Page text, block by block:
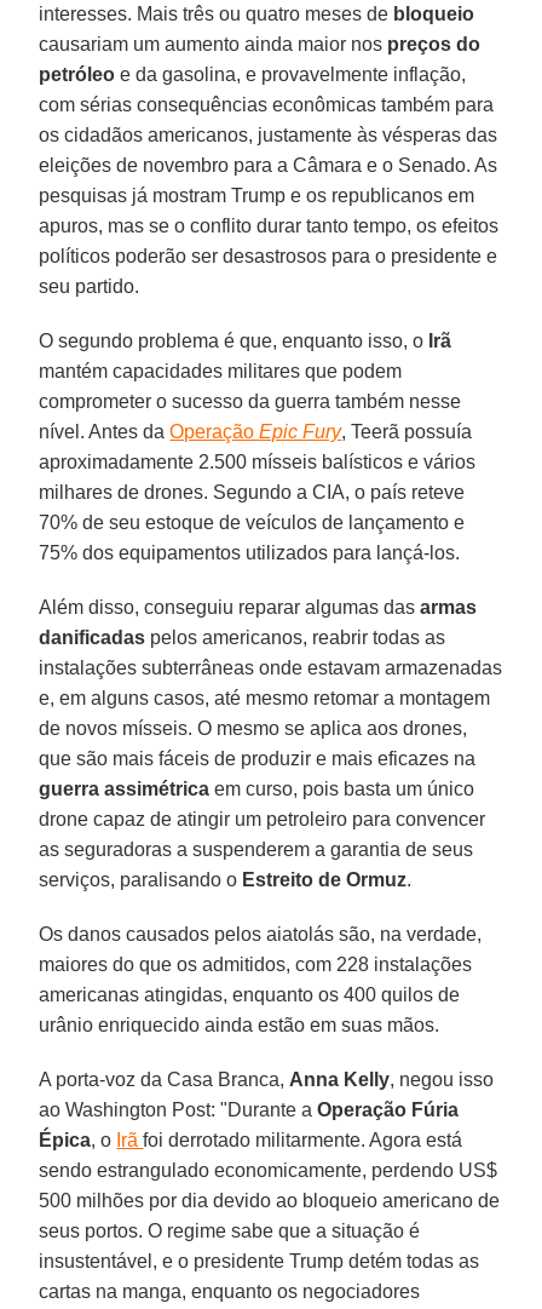
interesses. Mais três ou quatro meses de bloqueio
causariam um aumento ainda maior nos preços do
petróleo e da gasolina, e provavelmente inflação,
com sérias consequências econômicas também para
os cidadãos americanos, justamente às vésperas das
eleições de novembro para a Câmara e o Senado. As
pesquisas já mostram Trump e os republicanos em
apuros, mas se o conflito durar tanto tempo, os efeitos
políticos poderão ser desastrosos para o presidente e
seu partido.
O segundo problema é que, enquanto isso, o Irã
mantém capacidades militares que podem
comprometer o sucesso da guerra também nesse
nível. Antes daOperaçãoEpic Fury, Teerã possuía
aproximadamente 2.500 mísseis balísticos e vários
milhares de drones. Segundo a CIA, o país reteve
70% de seu estoque de veículos de lançamento e
75% dos equipamentos utilizados para lançá-los.
Além disso, conseguiu reparar algumas das armas
danificadas pelos americanos, reabrir todas as
instalações subterrâneas onde estavam armazenadas
e, em alguns casos, até mesmo retomar a montagem
de novos mísseis. O mesmo se aplica aos drones,
que são mais fáceis de produzir e mais eficazes na
guerra assimétrica em curso, pois basta um único
drone capaz de atingir um petroleiro para convencer
as seguradoras a suspenderem a garantia de seus
serviços, paralisando o Estreito de Ormuz.
Os danos causados ​​pelos aiatolás são, na verdade,
maiores do que os admitidos, com 228 instalações
americanas atingidas, enquanto os 400 quilos de
urânio enriquecido ainda estão em suas mãos.
A porta-voz da Casa Branca, Anna Kelly, negou isso
ao Washington Post: "Durante aOperação Fúria
Épica, o Irãfoi derrotado militarmente. Agora está
sendo estrangulado economicamente, perdendo US$
500 milhões por dia devido ao bloqueio americano de
seus portos. O regime sabe que a situação é
insustentável, e o presidente Trump detém todas as
cartas na manga, enquanto os negociadores